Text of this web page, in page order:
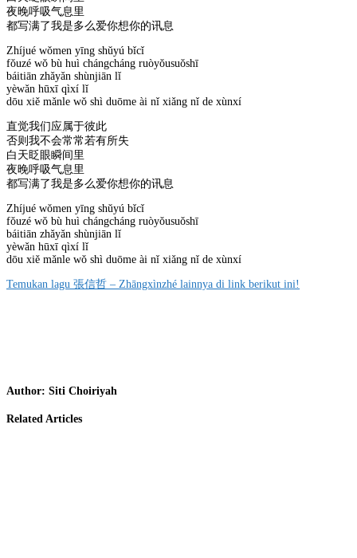
夜晚呼吸气息里
都写满了我是多么爱你想你的讯息
Zhíjué wǒmen yīng shǔyú bǐcǐ
fǒuzé wǒ bù huì chángcháng ruòyǒusuǒshī
báitiān zhǎyǎn shùnjiān lǐ
yèwǎn hūxī qìxí lǐ
dōu xiě mǎnle wǒ shì duōme ài nǐ xiǎng nǐ de xùnxí
直觉我们应属于彼此
否则我不会常常若有所失
白天眨眼瞬间里
夜晚呼吸气息里
都写满了我是多么爱你想你的讯息
Zhíjué wǒmen yīng shǔyú bǐcǐ
fǒuzé wǒ bù huì chángcháng ruòyǒusuǒshī
báitiān zhǎyǎn shùnjiān lǐ
yèwǎn hūxī qìxí lǐ
dōu xiě mǎnle wǒ shì duōme ài nǐ xiǎng nǐ de xùnxí
Temukan lagu 張信哲 – Zhāngxìnzhé lainnya di link berikut ini!
Author: Siti Choiriyah
Related Articles